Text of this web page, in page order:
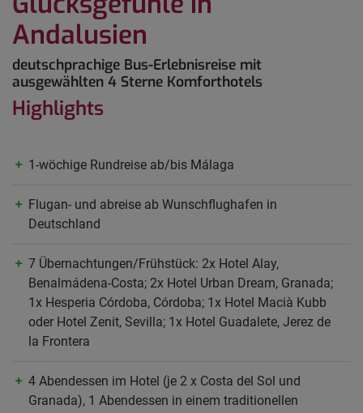
Andalusien
deutschprachige Bus-Erlebnisreise mit
ausgewählten 4 Sterne Komforthotels
Highlights
1-wöchige Rundreise ab/bis Málaga
Flugan- und abreise ab Wunschflughafen in
Deutschland
7 Übernachtungen/Frühstück: 2x Hotel Alay,
Benalmádena-Costa; 2x Hotel Urban Dream, Granada;
1x Hesperia Córdoba, Córdoba; 1x Hotel Macià Kubb
oder Hotel Zenit, Sevilla; 1x Hotel Guadalete, Jerez de
la Frontera
4 Abendessen im Hotel (je 2 x Costa del Sol und
Granada), 1 Abendessen in einem traditionellen